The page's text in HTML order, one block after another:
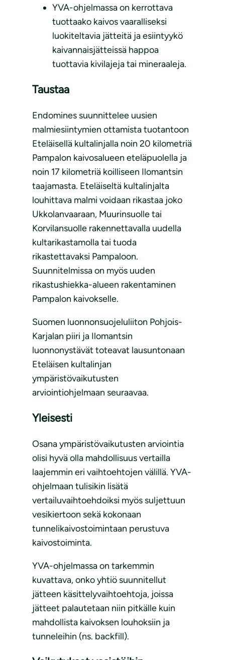
YVA-ohjelmassa on kerrottava
tuottaako kaivos vaaralliseksi
luokiteltavia jätteitä ja esiintyykö
kaivannaisjätteissä happoa
tuottavia kivilajeja tai mineraaleja.
Taustaa
Endomines suunnittelee uusien
malmiesiintymien ottamista tuotantoon
Eteläisellä kultalinjalla noin 20 kilometriä
Pampalon kaivosalueen eteläpuolella ja
noin 17 kilometriä koilliseen Ilomantsin
taajamasta. Eteläiseltä kultalinjalta
louhittava malmi voidaan rikastaa joko
Ukkolanvaaraan, Muurinsuolle tai
Korvilansuolle rakennettavalla uudella
kultarikastamolla tai tuoda
rikastettavaksi Pampaloon.
Suunnitelmissa on myös uuden
rikastushiekka-alueen rakentaminen
Pampalon kaivokselle.
Suomen luonnonsuojeluliiton Pohjois-
Karjalan piiri ja Ilomantsin
luonnonystävät toteavat lausuntonaan
Eteläisen kultalinjan
ympäristövaikutusten
arviointiohjelmaan seuraavaa.
Yleisesti
Osana ympäristövaikutusten arviointia
olisi hyvä olla mahdollisuus vertailla
laajemmin eri vaihtoehtojen välillä. YVA-
ohjelmaan tulisikin lisätä
vertailuvaihtoehdoiksi myös suljettuun
vesikiertoon sekä kokonaan
tunnelikaivostoimintaan perustuva
kaivostoiminta.
YVA-ohjelmassa on tarkemmin
kuvattava, onko yhtiö suunnitellut
jätteen käsittelyvaihtoehtoja, joissa
jätteet palautetaan niin pitkälle kuin
mahdollista kaivoksen louhoksiin ja
tunneleihin (ns. backfill).